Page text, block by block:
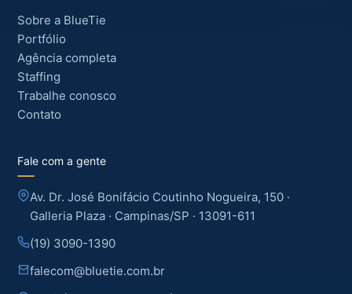
Sobre a BlueTie
Portfólio
Agência completa
Staffing
Trabalhe conosco
Contato
Fale com a gente
Av. Dr. José Bonifácio Coutinho Nogueira, 150 ·
Galleria Plaza · Campinas/SP · 13091-611
(19) 3090-1390
falecom@bluetie.com.br